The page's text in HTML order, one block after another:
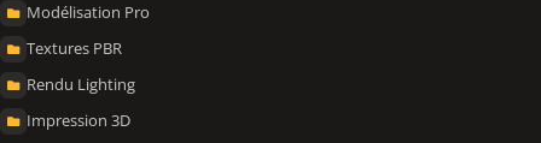
Modélisation Pro
Textures PBR
Rendu Lighting
Impression 3D